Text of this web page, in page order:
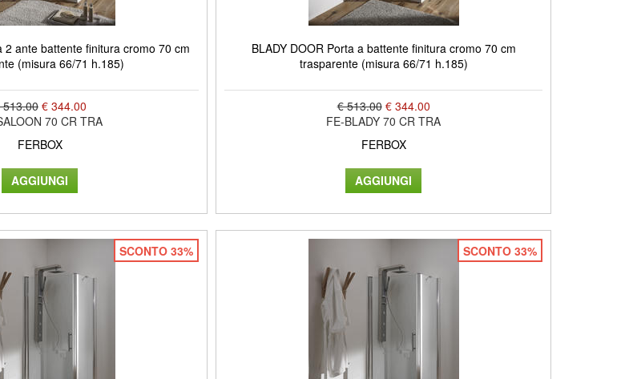
2 ante battente finitura cromo 70 cm
(misura 66/71 h.185)
513.00 € 344.00
70 CR TRA
FERBOX
BLADY DOOR Porta a battente finitura cromo 70 cm
trasparente (misura 66/71 h.185)
€ 513.00 € 344.00
FE-BLADY 70 CR TRA
FERBOX
SCONTO 33% SCONTO 33%